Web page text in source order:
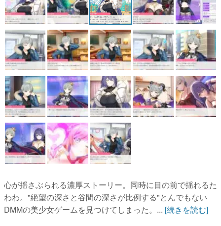
心が揺さぶられる濃厚ストーリー。同時に目の前で揺れるた
わわ。"絶望の深さと谷間の深さが比例する"とんでもない
DMMの美少女ゲームを見つけてしまった。... [続きを読む]